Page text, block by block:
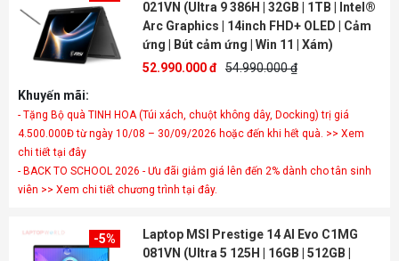
021VN (Ultra 9 386H | 32GB | 1TB | Intel®
Arc Graphics | 14inch FHD+ OLED | Cảm
ứng | Bút cảm ứng | Win 11 | Xám)
52.990.000 đ 54.990.000 ₫
Khuyến mãi:
- Tặng Bộ quà TINH HOA (Túi xách, chuột không dây, Docking) trị giá
4.500.000Đ từ ngày 10/08 – 30/09/2026 hoặc đến khi hết quà. >> Xem
chi tiết tại đây
- BACK TO SCHOOL 2026 - Ưu đãi giảm giá lên đến 2% dành cho tân sinh
viên >> Xem chi tiết chương trình tại đây.
-5%
Laptop MSI Prestige 14 AI Evo C1MG
081VN (Ultra 5 125H | 16GB | 512GB |